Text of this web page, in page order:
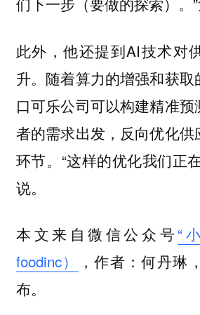
此外，他还提到AI技术对
升。随着算力的增强和获
口可乐公司可以构建精准
者的需求出发，反向优化供
环节。“这样的优化我们正
说。
本文来自微信公众号“
foodinc）
，作者：何丹琳
布。